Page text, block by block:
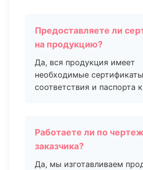
Предоставляете ли
на продукцию?
Да, вся продукция имеет
необходимые сертификаты
соответствия и паспорта
Работаете ли по
заказчика?
Да, мы изготавливаем